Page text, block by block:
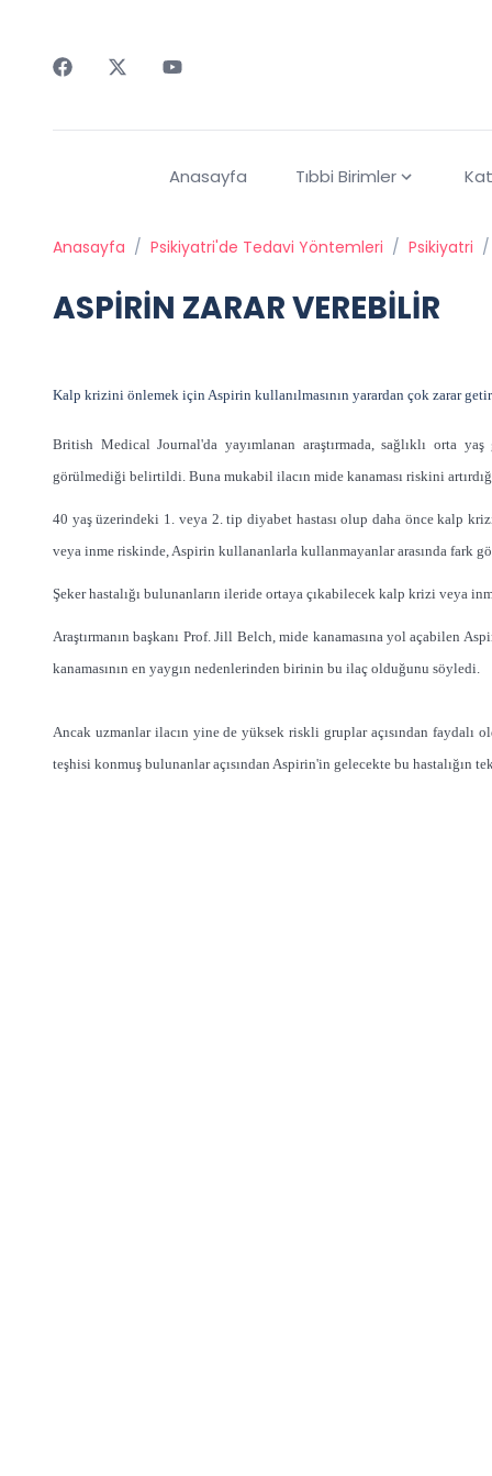
Anasayfa Tıbbi Birimler
Anasayfa / Psikiyatri'de Tedavi Yöntemleri / Psikiyatri /
ASPİRİN ZARAR VEREBİLİR
Kalp krizini önlemek için Aspirin kullanılmasının yarardan çok zarar
British Medical Journal'da yayımlanan araştırmada, sağlıklı orta
görülmediği belirtildi. Buna mukabil ilacın mide kanaması riskini
40 yaş üzerindeki 1. veya 2. tip diyabet hastası olup daha önce kalp
veya inme riskinde, Aspirin kullananlarla kullanmayanlar arasında fark
Şeker hastalığı bulunanların ileride ortaya çıkabilecek kalp krizi veya
Araştırmanın başkanı Prof. Jill Belch, mide kanamasına yol açabilen
kanamasının en yaygın nedenlerinden birinin bu ilaç olduğunu söyledi.
Ancak uzmanlar ilacın yine de yüksek riskli gruplar açısından faydalı
teşhisi konmuş bulunanlar açısından Aspirin'in gelecekte bu